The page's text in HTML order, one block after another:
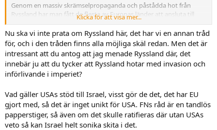
Genom en massiv skrämselpropaganda och påstådda hot från
Ryssland har man fått de flesta av Europas länder att ansluta till
snart kan komma, och vilket farligt och aggressivt land Ryssland är.
Vi har från "säkra källor" fått veta att Putin vill lägga under sig hela
Europa. Det hjälper till att få opinionen att väga över till fördel för
Nato.
I själv verket ligger Ryssland kvar där det alltid legat, medan
däremot Nato växer och växer. Så vem är det som är på frammarsch
Klicka för att visa mer...
Nu ska vi inte prata om Ryssland här, det har vi en annan tråd
för, och i den tråden finns alla möjliga skäl redan. Men det är
intressant att du antog att jag menade Ryssland där, det
innebär ju att du tycker att Ryssland hotar med invasion och
införlivande i imperiet?
Vad gäller USAs stöd till Israel, visst gör de det, det har EU
gjort med, så det är inget unikt för USA. FNs råd är en tandlös
papperstiger, så även om det skulle ratifieras där utan USAs
veto så kan Israel helt sonika skita i det.